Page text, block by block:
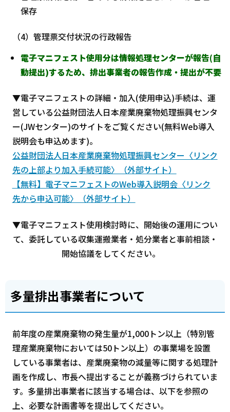
保存
（4）管理票交付状況の行政報告
電子マニフェスト使用分は情報処理センターが報告(自
動提出)するため、排出事業者の報告作成・提出が不要
▼電子マニフェストの詳細・加入(使用申込)手続は、運
営している公益財団法人日本産業廃棄物処理振興センタ
ー(JWセンター)のサイトをご覧ください(無料Web導入
説明会も申込めます)。
公益財団法人日本産業廃棄物処理振興センター〈リンク
先の上部より加入手続可能〉（外部サイト）
【無料】電子マニフェストのWeb導入説明会〈リンク
先から申込可能〉（外部サイト）
▼電子マニフェスト使用検討時に、開始後の運用につい
て、委託している収集運搬業者・処分業者と事前相談・
開始協議をしてください。
多量排出事業者について
前年度の産業廃棄物の発生量が1,000トン以上（特別管
理産業廃棄物においては50トン以上）の事業場を設置
している事業者は、産業廃棄物の減量等に関する処理計
画を作成し、市長へ提出することが義務づけられていま
す。多量排出事業者に該当する場合は、以下を参照の
上、必要な計画書等を提出してください。